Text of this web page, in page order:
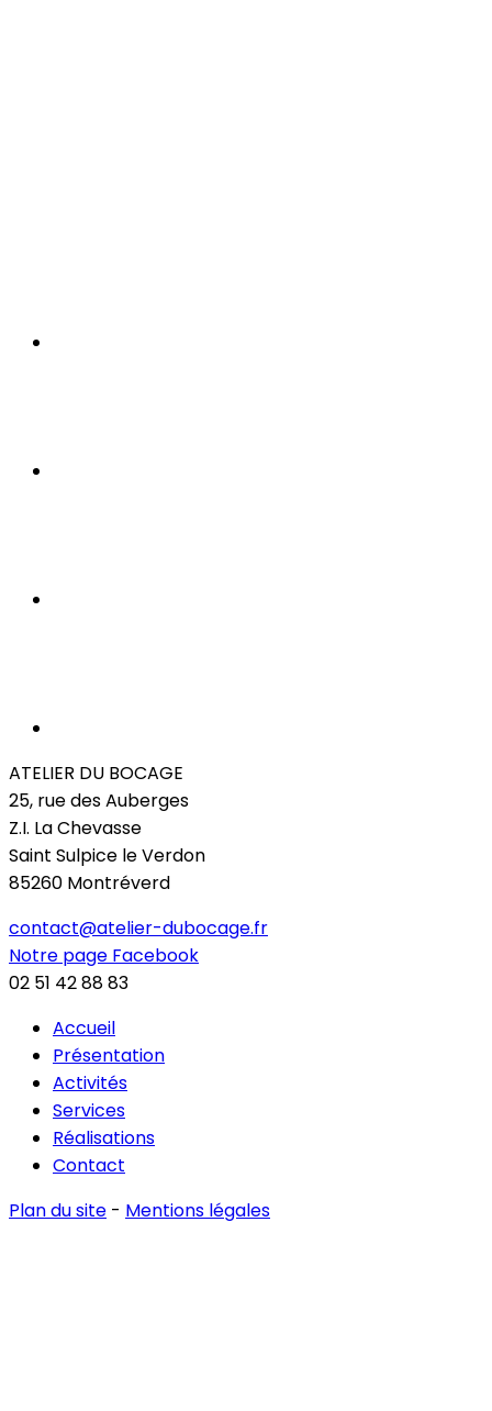
ATELIER DU BOCAGE
25, rue des Auberges
Z.I. La Chevasse
Saint Sulpice le Verdon
85260 Montréverd
contact@atelier-dubocage.fr
Notre page Facebook
02 51 42 88 83
Accueil
Présentation
Activités
Services
Réalisations
Contact
Plan du site - Mentions légales